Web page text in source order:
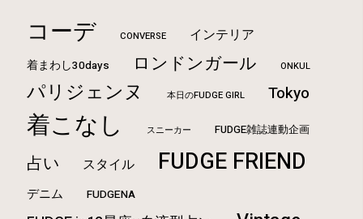
コーデ CONVERSE インテリア
着まわし30days ロンドンガール ONKUL
パリジェンヌ 本日のFUDGE GIRL Tokyo
着こなし スニーカー FUDGE雑誌連動企画
占い スタイル FUDGE FRIEND
デニム FUDGENA